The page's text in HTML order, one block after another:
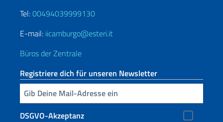
Tel:00494039999130
E-mail: iicamburgo@esteri.it
Büros der Zentrale
Registriere dich für unseren Newsletter
Geben Sie Ihre E-Mail ein
DSGVO-Akzeptanz